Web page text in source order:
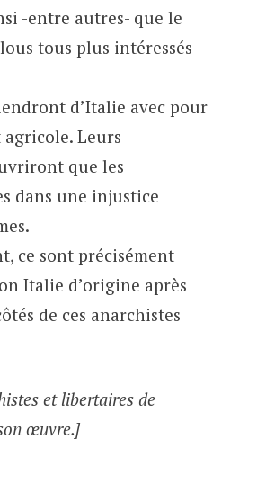
-entre autres- que le
tous plus intéressés
d’Italie avec pour
Leurs
que les
dans une injustice
ce sont précisément
Italie d’origine après
de ces anarchistes
et libertaires de
œuvre.]